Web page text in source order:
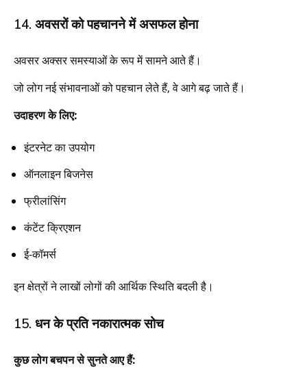
14. अवसरों को पहचानने में असफल होना
अवसर अक्सर समस्याओं के रूप में सामने आते हैं।
जो लोग नई संभावनाओं को पहचान लेते हैं, वे आगे बढ़ जाते हैं।
उदाहरण के लिए:
इंटरनेट का उपयोग
ऑनलाइन बिजनेस
फ्रीलांसिंग
कंटेंट क्रिएशन
ई-कॉमर्स
इन क्षेत्रों ने लाखों लोगों की आर्थिक स्थिति बदली है।
15. धन के प्रति नकारात्मक सोच
कुछ लोग बचपन से सुनते आए हैं: